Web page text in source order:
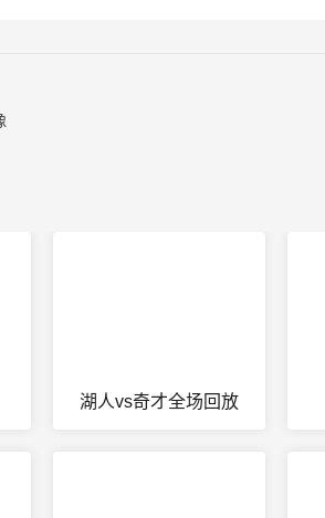
湖人vs奇才全场回放